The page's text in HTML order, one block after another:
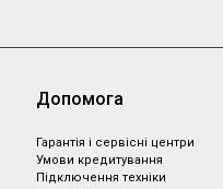
Допомога
Гарантія і сервісні центри
Умови кредитування
Підключення техніки